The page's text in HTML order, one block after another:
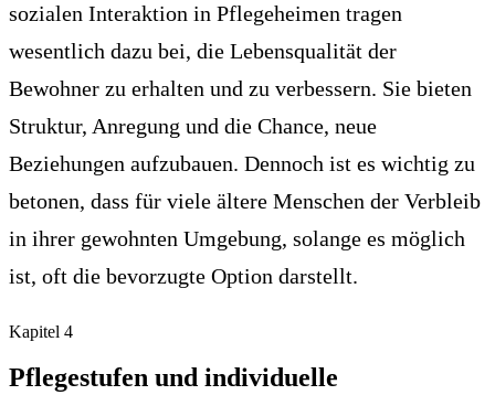
sozialen Interaktion in Pflegeheimen tragen
wesentlich dazu bei, die Lebensqualität der
Bewohner zu erhalten und zu verbessern. Sie bieten
Struktur, Anregung und die Chance, neue
Beziehungen aufzubauen. Dennoch ist es wichtig zu
betonen, dass für viele ältere Menschen der Verbleib
in ihrer gewohnten Umgebung, solange es möglich
ist, oft die bevorzugte Option darstellt.
Kapitel 4
Pflegestufen und individuelle